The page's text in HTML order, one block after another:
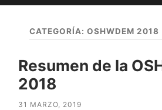
el
móvil
CATEGORÍA:OSHWDEM 2018
Resumen de la
2018
31 MARZO, 2019